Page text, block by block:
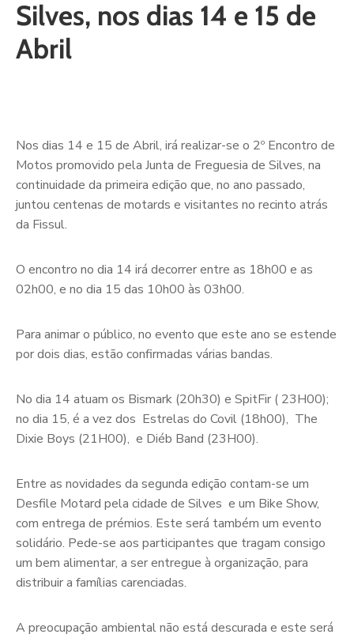
Silves, nos dias 14 e 15 de
Abril
Nos dias 14 e 15 de Abril, irá realizar-se o 2º Encontro de
Motos promovido pela Junta de Freguesia de Silves, na
continuidade da primeira edição que, no ano passado,
juntou centenas de motards e visitantes no recinto atrás
da Fissul.
O encontro no dia 14 irá decorrer entre as 18h00 e as
02h00, e no dia 15 das 10h00 às 03h00.
Para animar o público, no evento que este ano se estende
por dois dias, estão confirmadas várias bandas.
No dia 14 atuam os Bismark (20h30) e SpitFir ( 23H00);
no dia 15, é a vez dos Estrelas do Covil (18h00), The
Dixie Boys (21H00), e Diéb Band (23H00).
Entre as novidades da segunda edição contam-se um
Desfile Motard pela cidade de Silves e um Bike Show,
com entrega de prémios. Este será também um evento
solidário. Pede-se aos participantes que tragam consigo
um bem alimentar, a ser entregue à organização, para
distribuir a famílias carenciadas.
A preocupação ambiental não está descurada e este será